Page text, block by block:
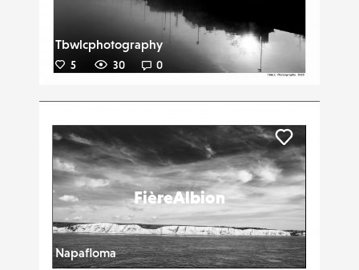
Tbwlcphotography
5 30 0
FièreAlbion
Napafloma